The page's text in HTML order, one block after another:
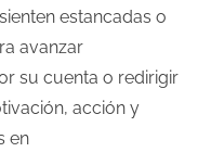
estancadas o
avanzar
su cuenta o redirigir
acción y
en